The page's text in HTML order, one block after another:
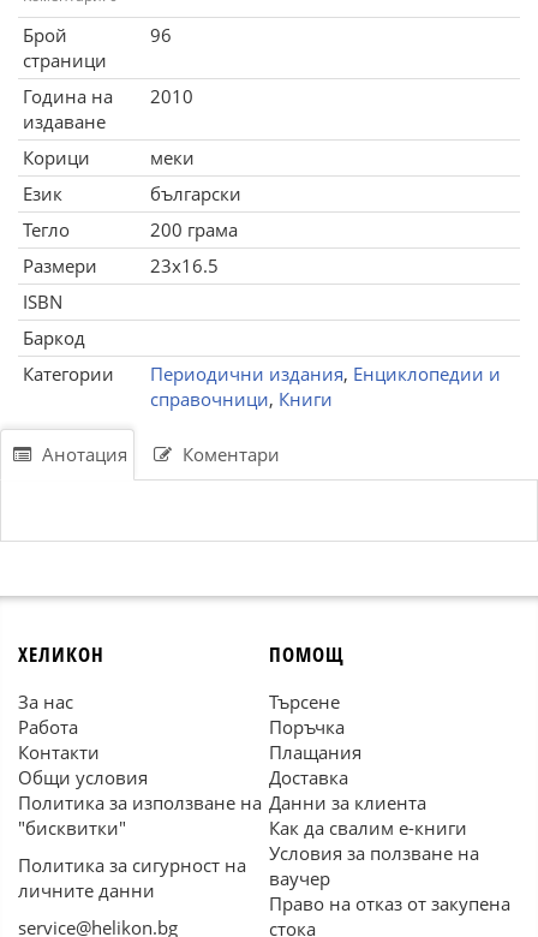
Брой
страници
96
Година на
издаване
2010
Корици
меки
Език
български
Тегло
200 грама
Размери
23x16.5
ISBN
Баркод
Категории
Периодични издания, Енциклопедии и
справочници, Книги
Анотация Коментари
ХЕЛИКОН
За нас
Работа
Контакти
Общи условия
Политика за използване на
"бисквитки"
Политика за сигурност на
личните данни
service@helikon.bg
ПОМОЩ
Търсене
Поръчка
Плащания
Доставка
Данни за клиента
Как да свалим е-книги
Условия за ползване на
ваучер
Право на отказ от закупена
стока